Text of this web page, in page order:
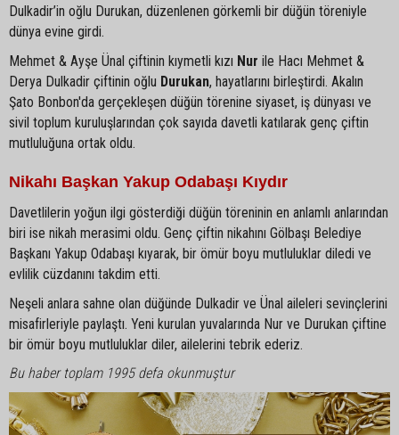
Dulkadir’in oğlu Durukan, düzenlenen görkemli bir düğün töreniyle
dünya evine girdi.
Mehmet & Ayşe Ünal çiftinin kıymetli kızı Nur ile Hacı Mehmet &
Derya Dulkadir çiftinin oğlu Durukan, hayatlarını birleştirdi. Akalın
Şato Bonbon'da gerçekleşen düğün törenine siyaset, iş dünyası ve
sivil toplum kuruluşlarından çok sayıda davetli katılarak genç çiftin
mutluluğuna ortak oldu.
Nikahı Başkan Yakup Odabaşı Kıydır
Davetlilerin yoğun ilgi gösterdiği düğün töreninin en anlamlı anlarından
biri ise nikah merasimi oldu. Genç çiftin nikahını Gölbaşı Belediye
Başkanı Yakup Odabaşı kıyarak, bir ömür boyu mutluluklar diledi ve
evlilik cüzdanını takdim etti.
Neşeli anlara sahne olan düğünde Dulkadir ve Ünal aileleri sevinçlerini
misafirleriyle paylaştı. Yeni kurulan yuvalarında Nur ve Durukan çiftine
bir ömür boyu mutluluklar diler, ailelerini tebrik ederiz.
Bu haber toplam 1995 defa okunmuştur